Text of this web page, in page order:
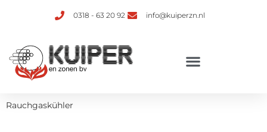
0318 - 63 20 92 info@kuiperzn.nl
Rauchgaskühler